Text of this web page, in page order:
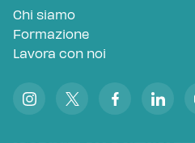
Chi siamo
Formazione
Lavora con noi